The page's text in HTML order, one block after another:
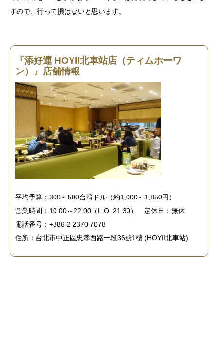
すので、行って損はないと思います。
『添好運 HOYII北車站店（ティムホーワ
ン）』店舗情報
平均予算：300～500台湾ドル（約1,000～1,850円）
営業時間：10:00～22:00（L.O. 21:30） 定休日：無休
電話番号：+886 2 2370 7078
住所：台北市中正區忠孝西路一段36號1樓 (HOYII北車站)